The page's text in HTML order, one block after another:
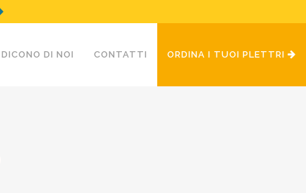
DICONO DI NOI CONTATTI ORDINA I TUOI PLETTRI